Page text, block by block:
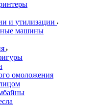
и утилизации
машины
омоложения